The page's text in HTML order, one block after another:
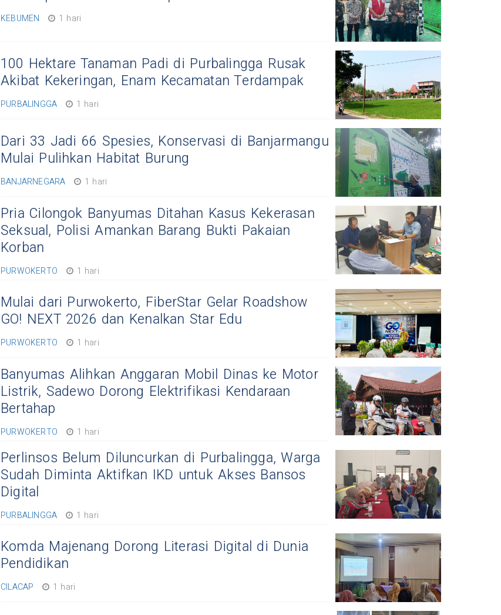
KEBUMEN 1 hari
100 Hektare Tanaman Padi di Purbalingga Rusak
Akibat Kekeringan, Enam Kecamatan Terdampak
PURBALINGGA 1 hari
Dari 33 Jadi 66 Spesies, Konservasi di Banjarmangu
Mulai Pulihkan Habitat Burung
BANJARNEGARA 1 hari
Pria Cilongok Banyumas Ditahan Kasus Kekerasan
Seksual, Polisi Amankan Barang Bukti Pakaian
Korban
PURWOKERTO 1 hari
Mulai dari Purwokerto, FiberStar Gelar Roadshow
GO! NEXT 2026 dan Kenalkan Star Edu
PURWOKERTO 1 hari
Banyumas Alihkan Anggaran Mobil Dinas ke Motor
Listrik, Sadewo Dorong Elektrifikasi Kendaraan
Bertahap
PURWOKERTO 1 hari
Perlinsos Belum Diluncurkan di Purbalingga, Warga
Sudah Diminta Aktifkan IKD untuk Akses Bansos
Digital
PURBALINGGA 1 hari
Komda Majenang Dorong Literasi Digital di Dunia
Pendidikan
CILACAP 1 hari